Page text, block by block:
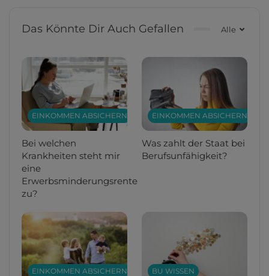
Alle
Das Könnte Dir Auch Gefallen
EINKOMMEN ABSICHERN
Bei welchen
Krankheiten steht mir
eine
Erwerbsminderungsrente
zu?
EINKOMMEN ABSICHERN
Was zahlt der Staat bei
Berufsunfähigkeit?
EINKOMMEN ABSICHERN BU WISSEN